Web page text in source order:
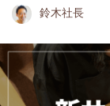
鈴木社長